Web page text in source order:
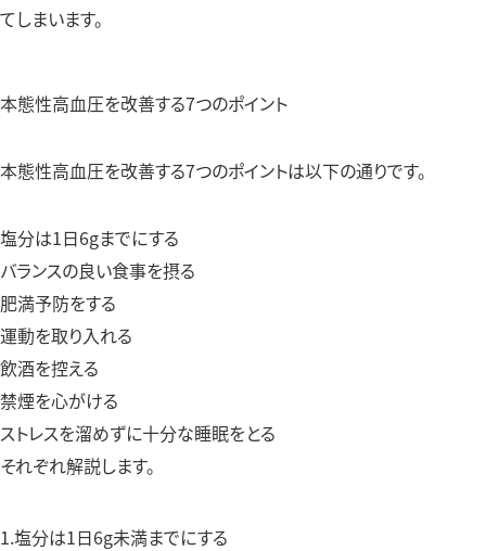
てしまいます。
本態性高血圧を改善する7つのポイント
本態性高血圧を改善する7つのポイントは以下の通りです。
塩分は1日6gまでにする
バランスの良い食事を摂る
肥満予防をする
運動を取り入れる
飲酒を控える
禁煙を心がける
ストレスを溜めずに十分な睡眠をとる
それぞれ解説します。
1.塩分は1日6g未満までにする